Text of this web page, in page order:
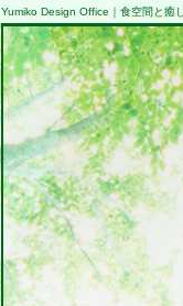
Yumiko Design Office｜食空間と癒